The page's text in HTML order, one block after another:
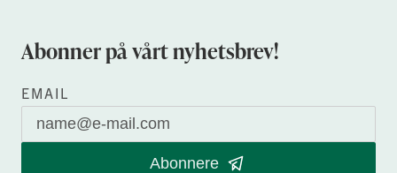
Abonner på vårt nyhetsbrev!
EMAIL
Abonnere